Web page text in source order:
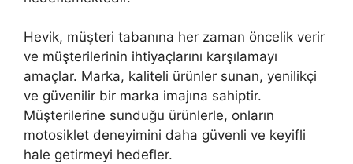
Hevik, müşteri tabanına her zaman öncelik verir
ve müşterilerinin ihtiyaçlarını karşılamayı
amaçlar. Marka, kaliteli ürünler sunan, yenilikçi
ve güvenilir bir marka imajına sahiptir.
Müşterilerine sunduğu ürünlerle, onların
motosiklet deneyimini daha güvenli ve keyifli
hale getirmeyi hedefler.